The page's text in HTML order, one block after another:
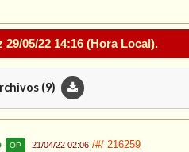
29/05/22 14:16 (Hora Local).
(9)
OP 21/04/22 02:06 /#/ 216259